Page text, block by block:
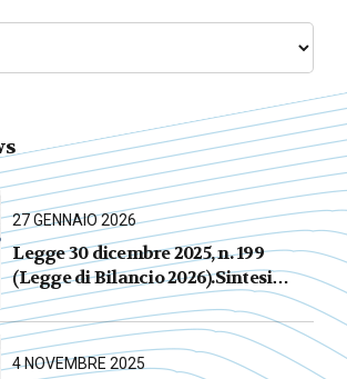
27 GENNAIO 2026
Legge 30 dicembre 2025, n. 199
(Legge di Bilancio 2026).Sintesi
commentata delle principali novità
fiscali, tributarie, contributive e per
le imprese
4 NOVEMBRE 2025